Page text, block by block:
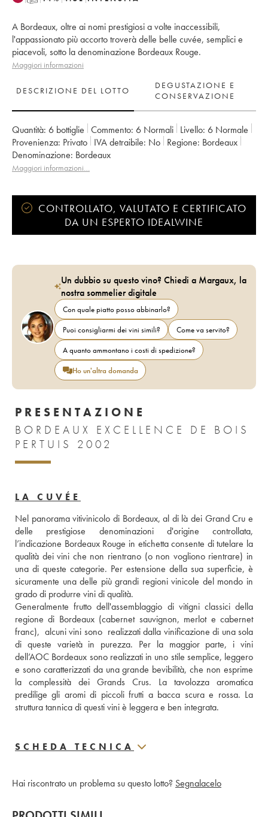
A Bordeaux, oltre ai nomi prestigiosi a volte inaccessibili,
l'appassionato più accorto troverà delle belle cuvée, semplici e
piacevoli, sotto la denominazione Bordeaux Rouge.
Maggiori informazioni
DESCRIZIONE DEL LOTTO
DEGUSTAZIONE E
CONSERVAZIONE
Quantità: 6 bottiglie Commento: 6 Normali Livello: 6 Normale
Provenienza:
privato IVA detraibile: no Regione:
Bordeaux
Denominazione:
Bordeaux
Maggiori informazioni…
CONTROLLATO, VALUTATO E CERTIFICATO
DA UN ESPERTO IDEALWINE
Un dubbio su questo vino? Chiedi a Margaux, la
nostra sommelier digitale
Con quale piatto posso abbinarlo?
Puoi consigliarmi dei vini simili?
Come va servito?
A quanto ammontano i costi di spedizione?
Ho un'altra domanda
PRESENTAZIONE
BORDEAUX EXCELLENCE DE BOIS
PERTUIS 2002
LA CUVÉE
Nel panorama vitivinicolo di Bordeaux, al di là dei Grand Cru e
delle prestigiose denominazioni d'origine controllata,
l’indicazione Bordeaux Rouge in etichetta consente di tutelare la
qualità dei vini che non rientrano (o non vogliono rientrare) in
una di queste categorie. Per estensione della sua superficie, è
sicuramente una delle più grandi regioni vinicole del mondo in
grado di produrre vini di qualità.
Generalmente frutto dell'assemblaggio di vitigni classici della
regione di Bordeaux (cabernet sauvignon, merlot e cabernet
franc),  alcuni vini sono  realizzati dalla vinificazione di una sola
di queste varietà in purezza. Per la maggior parte, i vini
dell’AOC Bordeaux sono realizzati in uno stile semplice, leggero
e sono caratterizzati da una grande bevibilità, che non esprime
la complessità dei Grands Crus. La tavolozza aromatica
predilige gli aromi di piccoli frutti a bacca scura e rossa. La
struttura tannica di questi vini è leggera e ben integrata.
SCHEDA TECNICA
Hai riscontrato un problema su questo lotto? Segnalacelo